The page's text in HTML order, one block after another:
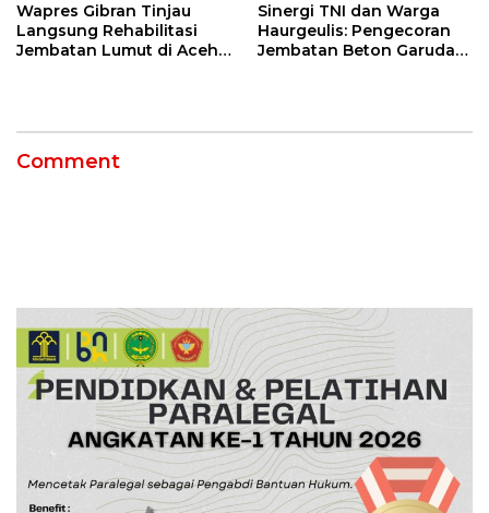
Wapres Gibran Tinjau
Langsung Rehabilitasi
Jembatan Lumut di Aceh
Sinergi TNI dan Warga
Haurgeulis: Pengecoran
Jembatan Beton Garuda
Comment